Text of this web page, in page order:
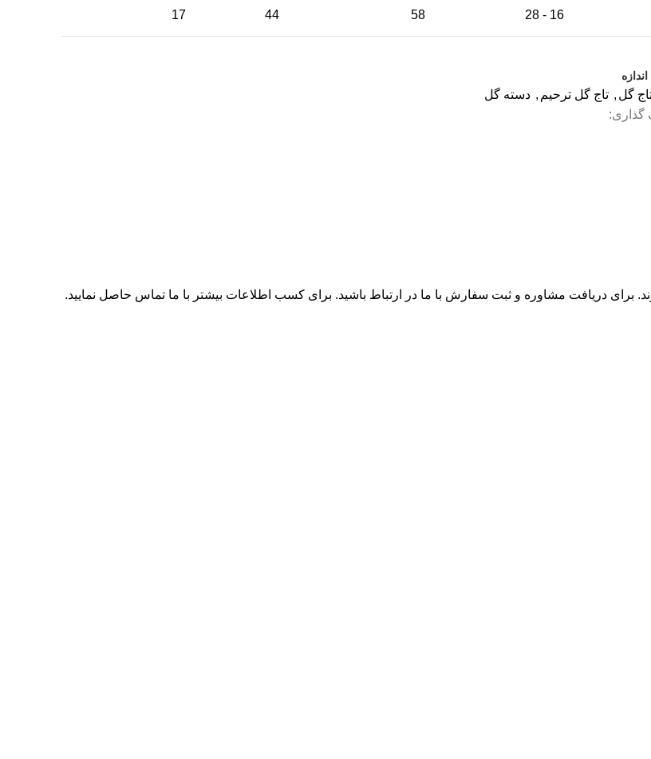
16 - 28
58
44
17
گل , تاج گل ترحیم , دسته گل
گذاری:
برای دریافت مشاوره و ثبت سفارش با ما در ارتباط باشید. برای کسب اطلاعات بیشتر با ما تماس حاصل نمایید.